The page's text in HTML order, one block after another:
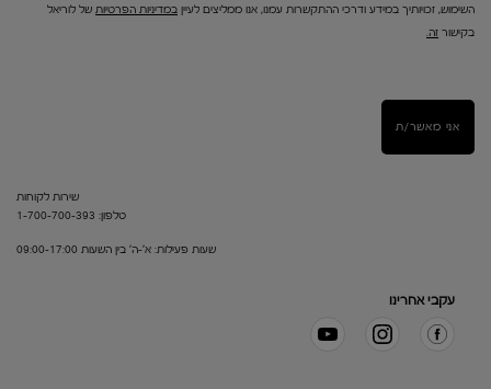
השימוש, זכויותיך במידע ודרכי ההתקשרות עמנו, אנו ממליצים לעיין במדיניות הפרטיות של לוריאל
בקישור זה.
אני מאשר/ת
שירות לקוחות
טלפון: 1-700-700-393
שעות פעילות: א'-ה' בין השעות 09:00-17:00
עקבי אחרינו